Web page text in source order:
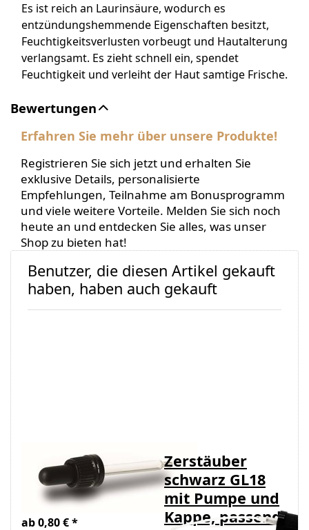
Es ist reich an Laurinsäure, wodurch es
entzündungshemmende Eigenschaften besitzt,
Feuchtigkeitsverlusten vorbeugt und Hautalterung
verlangsamt. Es zieht schnell ein, spendet
Feuchtigkeit und verleiht der Haut samtige Frische.
Bewertungen
Erfahren Sie mehr über unsere Produkte!
Registrieren Sie sich jetzt und erhalten Sie
exklusive Details, personalisierte
Empfehlungen, Teilnahme am Bonusprogramm
und viele weitere Vorteile. Melden Sie sich noch
heute an und entdecken Sie alles, was unser
Shop zu bieten hat!
Benutzer, die diesen Artikel gekauft
haben, haben auch gekauft
Pipette/Tropfgarnitur
zu
Braunglasflasche
ab 0,80 € *
Zerstäuber
schwarz GL18
mit Pumpe und
Kappe, passend